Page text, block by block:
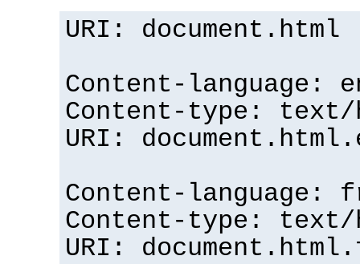
URI: document.html
Content-language:
Content-type: text/
URI:
Content-language:
Content-type: text/
URI: